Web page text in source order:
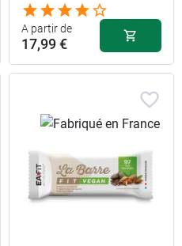
A partir de
17,99 €